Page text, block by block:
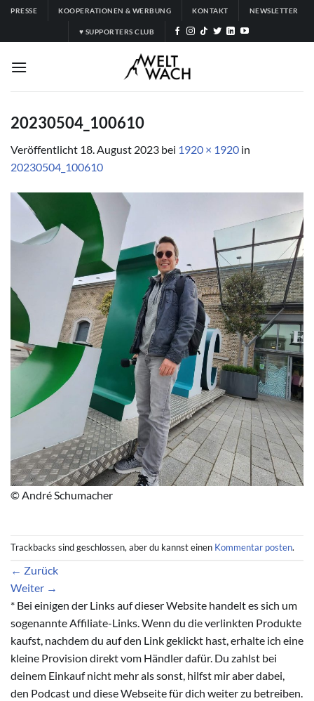
Zum
springen
PRESSE KOOPERATIONEN & WERBUNG KONTAKT NEWSLETTER
♥ SUPPORTERS CLUB
20230504_100610
Veröffentlicht 18. August 2023 bei 1920 × 1920 in
20230504_100610
© André Schumacher
Trackbacks sind geschlossen, aber du kannst einen Kommentar posten.
← Zurück
Weiter →
* Bei einigen der Links auf dieser Website handelt es sich um
sogenannte Affiliate-Links. Wenn du die verlinkten Produkte
kaufst, nachdem du auf den Link geklickt hast, erhalte ich eine
kleine Provision direkt vom Händler dafür. Du zahlst bei
deinem Einkauf nicht mehr als sonst, hilfst mir aber dabei,
den Podcast und diese Webseite für dich weiter zu betreiben.